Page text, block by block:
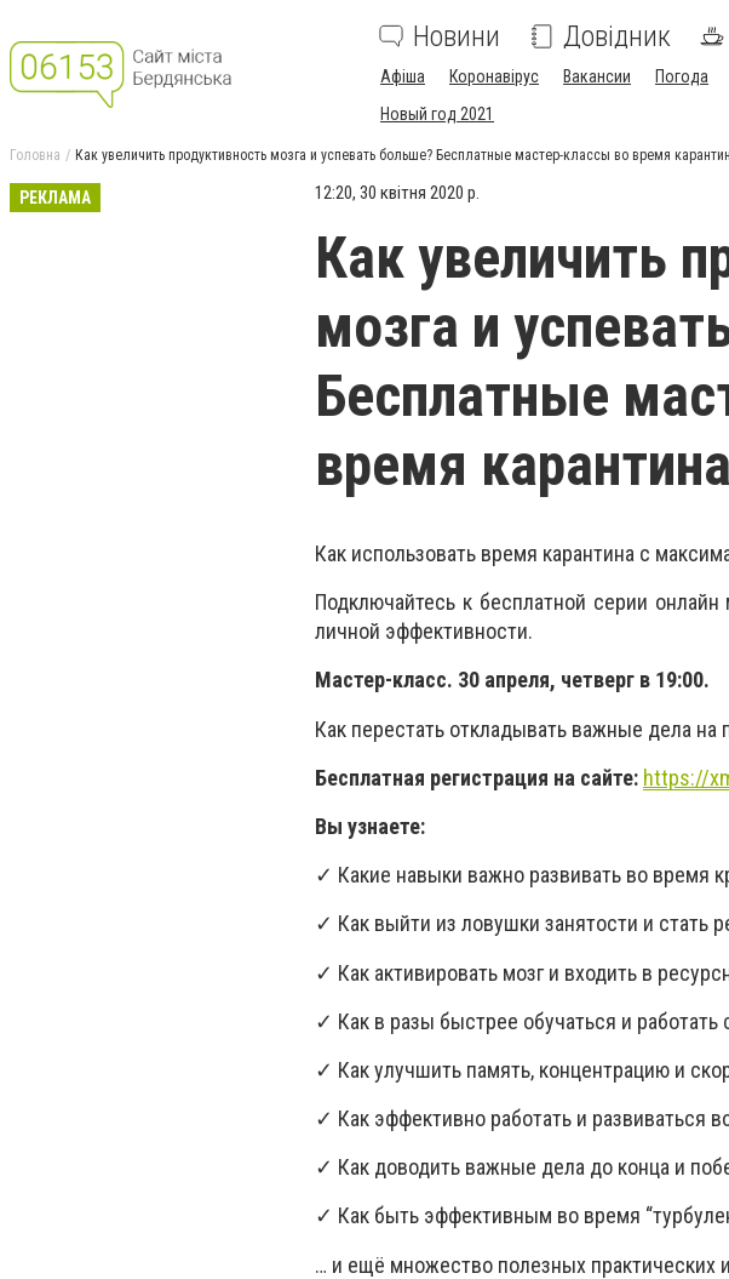
Новини Довідник
Афіша Коронавірус Вакансии Погода
Новый год 2021
Головна Как увеличить продуктивность мозга и успевать больше? Бесплатные мастер-классы во время
РЕКЛАМА 12:20, 30 квітня 2020 р.
Как увеличить
мозга и
Бесплатные
время карантина
Как использовать время карантина с
Подключайтесь к бесплатной серии
личной эффективности.
Мастер-класс. 30 апреля, четверг в 19:00.
Как перестать откладывать важные дела на
Бесплатная регистрация на сайте: https://
Вы узнаете:
✓ Какие навыки важно развивать во время
✓ Как выйти из ловушки занятости и стать
✓ Как активировать мозг и входить в
✓ Как в разы быстрее обучаться и
✓ Как улучшить память, концентрацию и
✓ Как эффективно работать и развиваться
✓ Как доводить важные дела до конца и
✓ Как быть эффективным во время
… и ещё множество полезных практических